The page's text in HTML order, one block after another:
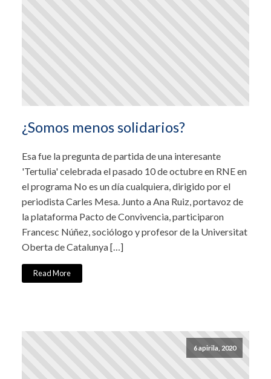
¿Somos menos solidarios?
Esa fue la pregunta de partida de una interesante
'Tertulia' celebrada el pasado 10 de octubre en RNE en
el programa No es un día cualquiera, dirigido por el
periodista Carles Mesa. Junto a Ana Ruiz, portavoz de
la plataforma Pacto de Convivencia, participaron
Francesc Núñez, sociólogo y profesor de la Universitat
Oberta de Catalunya […]
Read More
6 apirila, 2020